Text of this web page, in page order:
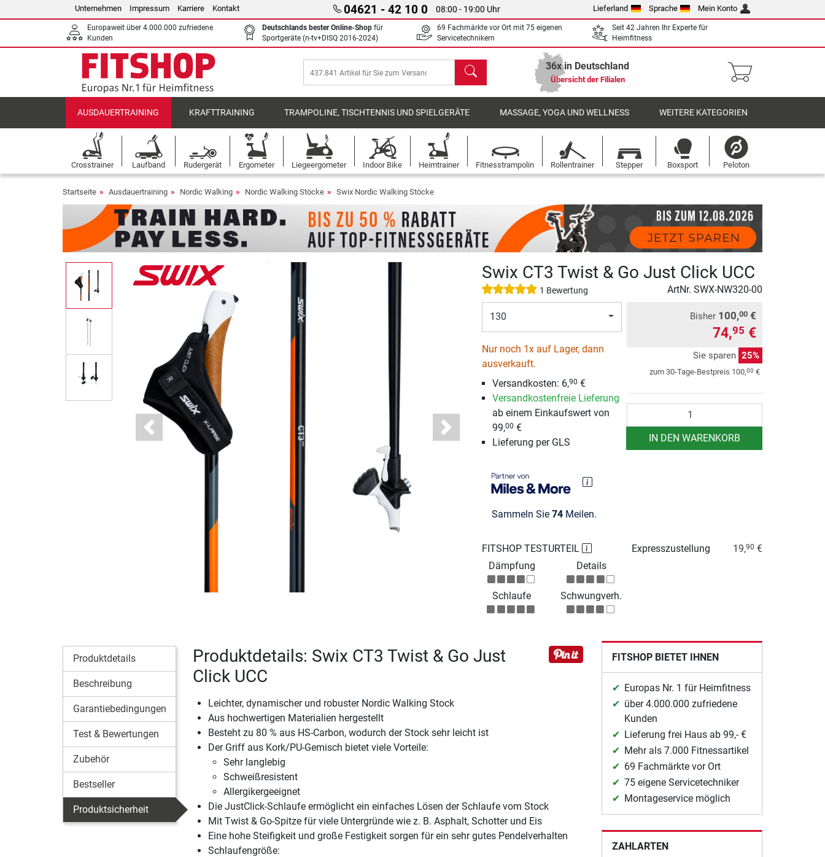
Unternehmen Impressum Karriere Kontakt 04621 - 42 10 0 08:00 - 19:00 Uhr Lieferland Sprache Mein Konto
Europaweit über 4.000.000 zufriedene
Kunden
Deutschlands bester Online-Shop für
Sportgeräte (n-tv+DISQ 2016-2024)
69 Fachmärkte vor Ort mit 75 eigenen
Servicetechnikern
Seit 42 Jahren Ihr Experte für
Heimfitness
Suchen 36x in Deutschland
Übersicht der Filialen
AUSDAUERTRAINING KRAFTTRAINING TRAMPOLINE, TISCHTENNIS UND SPIELGERÄTE MASSAGE, YOGA UND WELLNESS WEITERE KATEGORIEN
Crosstrainer Laufband Rudergerät Ergometer Liegeergometer Indoor Bike Heimtrainer Fitnesstrampolin Rollentrainer Stepper Boxsport Peloton
Startseite Ausdauertraining Nordic Walking Nordic Walking Stöcke Swix Nordic Walking Stöcke
Previous Next
Swix CT3 Twist & Go Just Click UCC
1 Bewertung ArtNr. SWX-NW320-00
130
Nur noch 1x auf Lager, dann
ausverkauft.
Versandkosten: 6,90 €
Versandkostenfreie Lieferung
ab einem Einkaufswert von
99,00 €
Lieferung per GLS
Sammeln Sie 74Meilen.
Bisher 100,00 €
74,95 €
Sie sparen 25%
zum 30-Tage-Bestpreis 100,00 €
IN DEN WARENKORB
FITSHOP TESTURTEIL
Dämpfung
Details
Schlaufe Schwungverh.
Expresszustellung 19,90 €
Produktdetails
Beschreibung
Garantiebedingungen
Test & Bewertungen
Zubehör
Bestseller
Produktsicherheit
Produktdetails: Swix CT3 Twist & Go Just
Click UCC
Leichter, dynamischer und robuster Nordic Walking Stock
Aus hochwertigen Materialien hergestellt
Besteht zu 80 % aus HS-Carbon, wodurch der Stock sehr leicht ist
Der Griff aus Kork/PU-Gemisch bietet viele Vorteile:
Sehr langlebig
Schweißresistent
Allergikergeeignet
Die JustClick-Schlaufe ermöglicht ein einfaches Lösen der Schlaufe vom Stock
Mit Twist & Go-Spitze für viele Untergründe wie z. B. Asphalt, Schotter und Eis
Eine hohe Steifigkeit und große Festigkeit sorgen für ein sehr gutes Pendelverhalten
Schlaufengröße:
FITSHOP BIETET IHNEN
Europas Nr. 1 für Heimfitness
über 4.000.000 zufriedene
Kunden
Lieferung frei Haus ab 99,- €
Mehr als 7.000 Fitnessartikel
69 Fachmärkte vor Ort
75 eigene Servicetechniker
Montageservice möglich
ZAHLARTEN